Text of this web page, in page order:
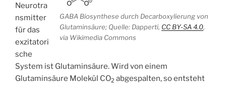
GABA Biosynthese durch Decarboxylierung von
Glutaminsäure; Quelle: Dapperti, CC BY-SA 4.0,
via Wikimedia Commons
Neurotra
nsmitter
für das
exzitatori
sche
System ist Glutaminsäure. Wird von einem
Glutaminsäure Molekül CO2 abgespalten, so entsteht